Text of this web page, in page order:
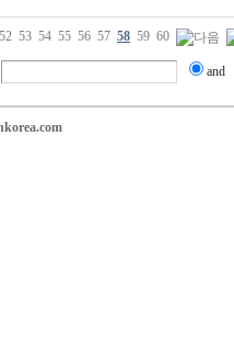
52 53 54 55 56 57 58 59 60
and